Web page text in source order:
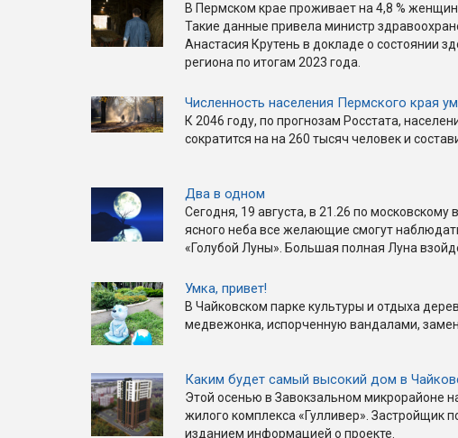
В Пермском крае проживает на 4,8 %
Такие данные привела министр
Анастасия Крутень в докладе о состоянии
региона по итогам 2023 года.
Численность населения Пермского края
К 2046 году, по прогнозам Росстата,
сократится на на 260 тысяч человек и
Два в одном
Сегодня, 19 августа, в 21.26 по московскому
ясного неба все желающие смогут
«Голубой Луны». Большая полная Луна
Умка, привет!
В Чайковском парке культуры и отдыха
медвежонка, испорченную вандалами,
Каким будет самый высокий дом в
Этой осенью в Завокзальном микрорайоне
жилого комплекса «Гулливер». Застройщик
изданием информацией о проекте.